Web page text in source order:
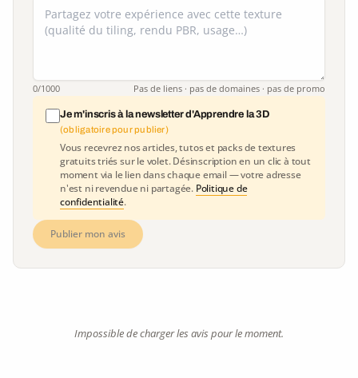
0/1000 Pas de liens · pas de domaines · pas de promo
Je m'inscris à la newsletter d'Apprendre la 3D
(obligatoire pour publier)
Vous recevrez nos articles, tutos et packs de textures
gratuits triés sur le volet. Désinscription en un clic à tout
moment via le lien dans chaque email — votre adresse
n'est ni revendue ni partagée. Politique de
confidentialité.
Publier mon avis
Impossible de charger les avis pour le moment.